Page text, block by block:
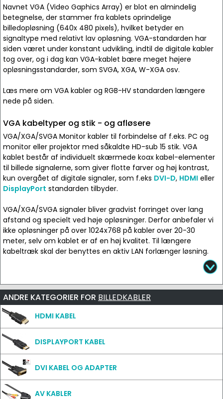
Navnet VGA (Video Gaphics Array) er blot en almindelig
betegnelse, der stammer fra kablets oprindelige
billedopløsning (640x 480 pixels), hvilket betyder en
signaltype med relativt lav opløsning. VGA-standarden har
siden været under konstant udvikling, indtil de digitale kabler
tog over, og i dag kan VGA-kablet bære meget højere
opløsningsstandarder, som SVGA, XGA, W-XGA osv.
Læs mere om VGA kabler og RGB-HV standarden længere
nede på siden.
VGA kabeltyper og stik - og afløsere
VGA/XGA/SVGA Monitor kabler til forbindelse af f.eks. PC og
monitor eller projektor med såkaldte HD-sub 15 stik. VGA
kablet består af individuelt skærmede koax kabel-elementer
til billede signalerne, som giver flotte farver og høj kontrast,
kun overgået af digitale signaler, som f.eks DVI-D, HDMI eller
DisplayPort standarden tilbyder.
VGA/XGA/SVGA signaler bliver gradvist forringet over lang
afstand og specielt ved høje opløsninger. Derfor anbefaler vi
ikke opløsninger på over 1024x768 på kabler over 20-30
meter, selv om kablet er af en høj kvalitet. Til længere
kabeltræk skal der benyttes en aktiv LAN forlænger løsning.
ANDRE KATEGORIER FOR BILLEDKABLER
HDMI KABEL
DISPLAYPORT KABEL
DVI KABEL OG ADAPTER
AV KABLER